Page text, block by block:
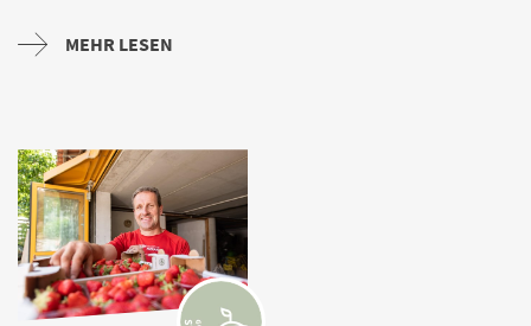
MEHR LESEN